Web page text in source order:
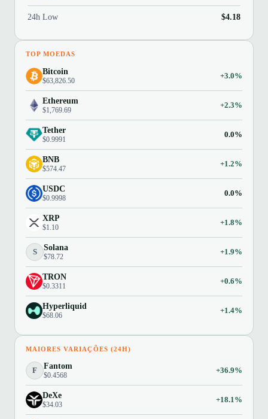
24h Low $4.18
TOP MOEDAS
Bitcoin
$63,826.50
+3.0%
Ethereum
$1,769.69
+2.3%
Tether
$0.9991
0.0%
BNB
$574.47
+1.2%
USDC
$0.9998
0.0%
XRP
$1.10
+1.8%
S Solana
$78.72
+1.9%
TRON
$0.3311
+0.6%
Hyperliquid
$68.06
+1.4%
MAIORES VARIAÇÕES (24H)
F Fantom
$0.4568
+36.9%
DeXe
$34.03
+18.1%